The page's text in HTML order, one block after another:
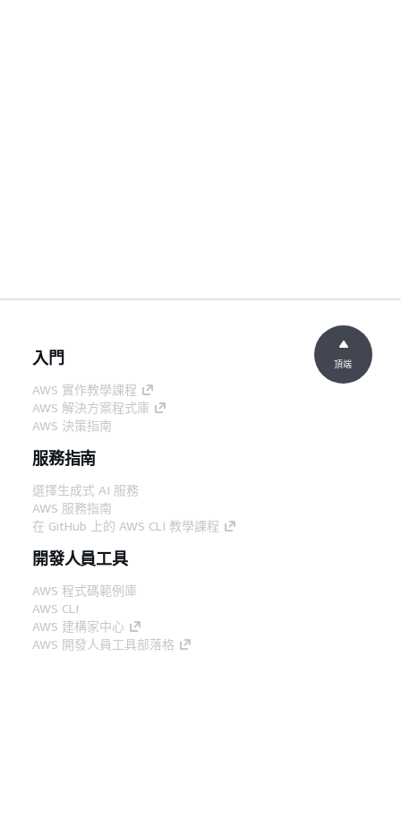
入門
AWS 實作教學課程
AWS 解決方案程式庫
AWS 決策指南
服務指南
選擇生成式 AI 服務
AWS 服務指南
在 GitHub 上的 AWS CLI 教學課程
開發人員工具
AWS 程式碼範例庫
AWS CLI
AWS 建構家中心
AWS 開發人員工具部落格
頂端